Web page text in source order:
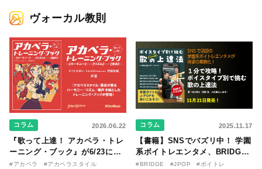
ヴォーカル教則
コラム 2026.06.22
『歌って上達！ アカペラ・トレ
ーニング・ブック』が6/23に発
売！ 課題曲音源・音取り用アプ
#アカペラ
#アカペラスタイル
コラム 2025.11.17
【書籍】SNSでバズリ中！ 学園
系ボイトレエンタメ、BRIDGE
が届ける教則本『１分で攻略！
#BRIDGE #JPOP
#ボイトレ